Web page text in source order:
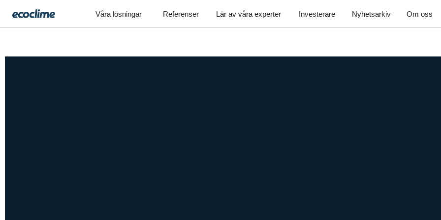
Våra lösningar Referenser Lär av våra experter Investerare Nyhetsarkiv Om oss